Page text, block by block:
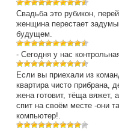
Свадьба это рубикон,
женщина перестает
будущем.
- Сегодня у нас
Если вы приехали из
квартира чисто прибрана,
жена готовит, тёща вяжет,
спит на своём месте -они
компьютер!.